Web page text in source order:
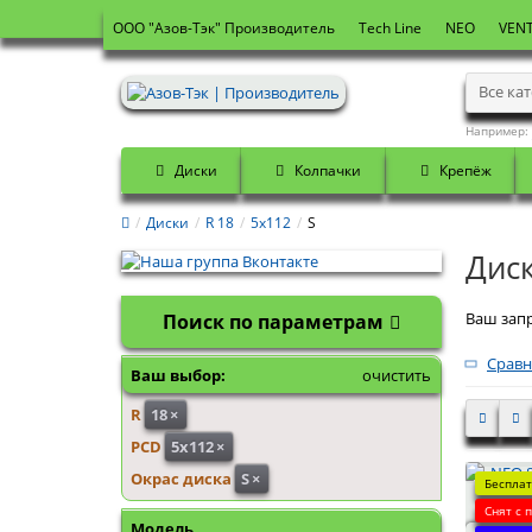
OOO "Азов-Тэк" Производитель Tech Line NEO
Все
Например:
Диски Колпачки Крепёж
Диски R 18 5x112 S
Поиск по параметрам
Ваш выбор:
очистить
R 18×
PCD 5x112×
Окрас диска S×
Ваш
Снят с
NEO